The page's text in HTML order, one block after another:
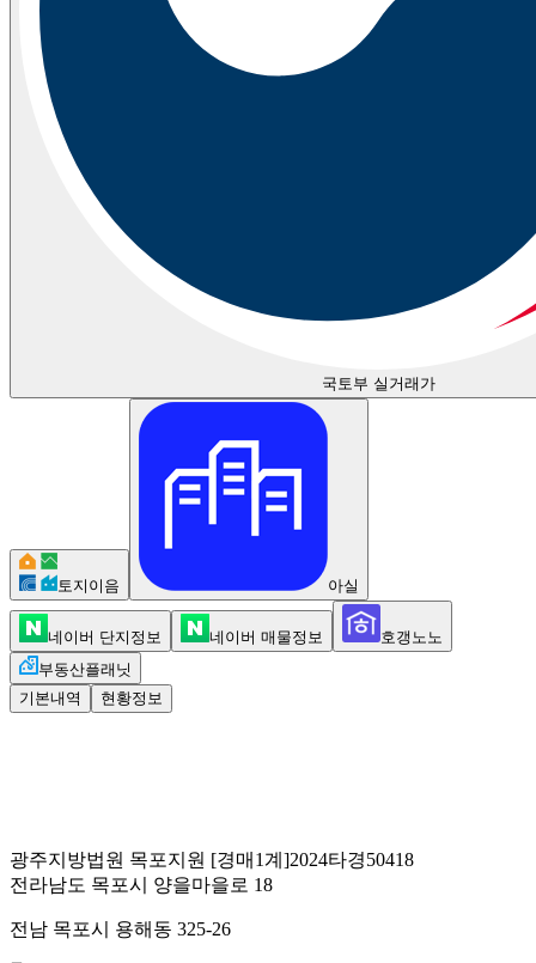
국토부 실거래가
토지이음 아실
네이버 단지정보 네이버 매물정보
호갱노노
부동산플래닛
기본내역
현황정보
광주지방법원 목포지원 [경매1계]2024타경50418
전라남도 목포시 양을마을로 18
전남 목포시 용해동 325-26